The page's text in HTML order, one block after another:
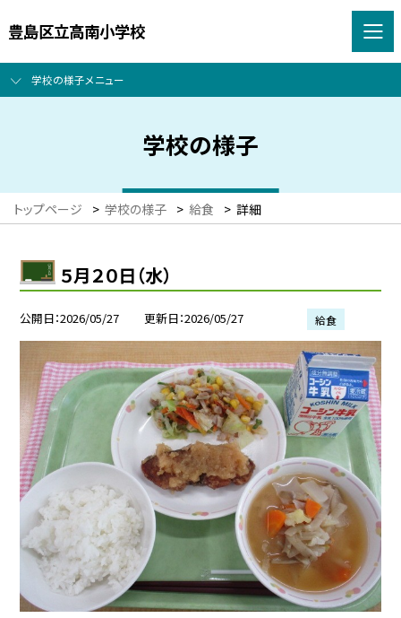
豊島区立高南小学校
学校の様子メニュー
学校の様子
トップページ > 学校の様子 > 給食 > 詳細
５月２０日（水）
公開日 2026/05/27 更新日 2026/05/27 給食